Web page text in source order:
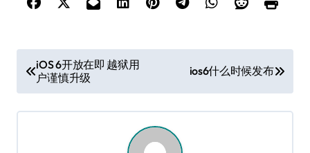
章
导
iOS 6开放在即 越狱用
户谨慎升级
ios6什么时候发布